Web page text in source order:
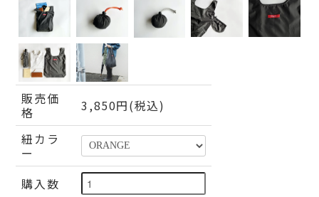
販売価
格
3,850円(税込)
紐カラ
ー
購入数